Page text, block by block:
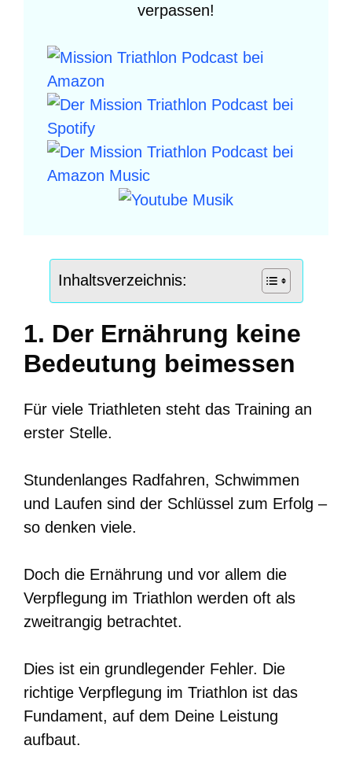
verpassen!
Inhaltsverzeichnis:
1. Der Ernährung keine
Bedeutung beimessen
Für viele Triathleten steht das Training an
erster Stelle.
Stundenlanges Radfahren, Schwimmen
und Laufen sind der Schlüssel zum Erfolg –
so denken viele.
Doch die Ernährung und vor allem die
Verpflegung im Triathlon werden oft als
zweitrangig betrachtet.
Dies ist ein grundlegender Fehler. Die
richtige Verpflegung im Triathlon ist das
Fundament, auf dem Deine Leistung
aufbaut.